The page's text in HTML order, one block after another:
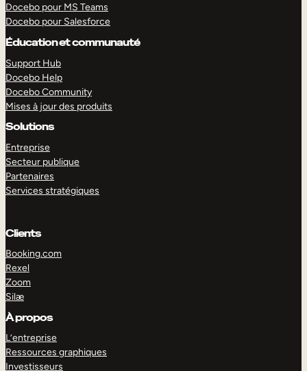
Docebo pour MS Teams
Docebo pour Salesforce
Éducation et communauté
Support Hub
Docebo Help
Docebo Community
Mises à jour des produits
Solutions
Entreprise
Secteur publique
Partenaires
Services stratégiques
Clients
Booking.com
Rexel
Zoom
Silæ
À propos
L’entreprise
Ressources graphiques
Investisseurs